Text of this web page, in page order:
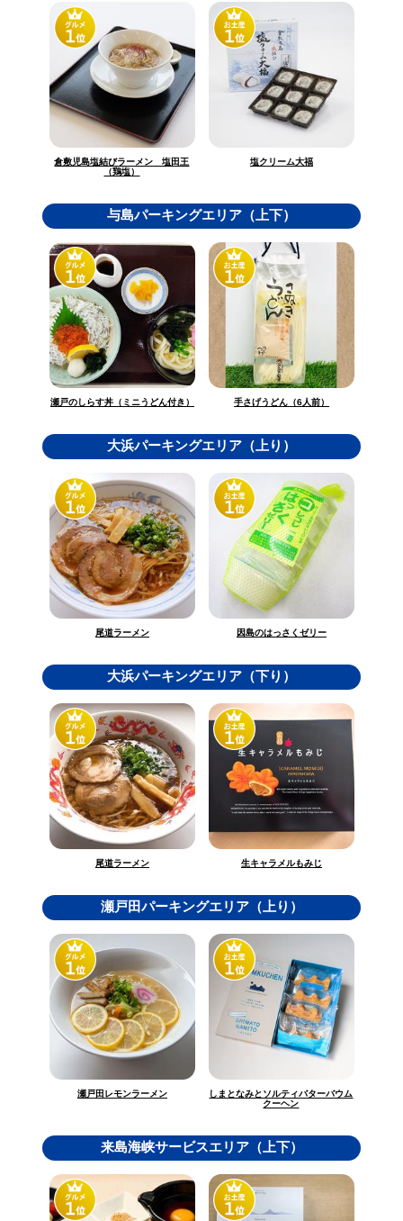
倉敷児島塩結びラーメン 塩田王
（鶏塩）
塩クリーム大福
与島パーキングエリア（上下）
瀬戸のしらす丼（ミニうどん付き） 手さげうどん（6人前）
大浜パーキングエリア（上り）
尾道ラーメン 因島のはっさくゼリー
大浜パーキングエリア（下り）
尾道ラーメン 生キャラメルもみじ
瀬戸田パーキングエリア（上り）
瀬戸田レモンラーメン しまとなみとソルティバターバウム
クーヘン
来島海峡サービスエリア（上下）